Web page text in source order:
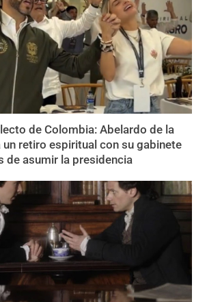
de Colombia: Abelardo de la
un retiro espiritual con su gabinete
de asumir la presidencia